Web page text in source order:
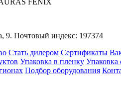
FENIX
9. Почтовый индекс: 197374
Стать дилером Сертификаты
Упаковка в пленку Упаковка
Подбор оборудования